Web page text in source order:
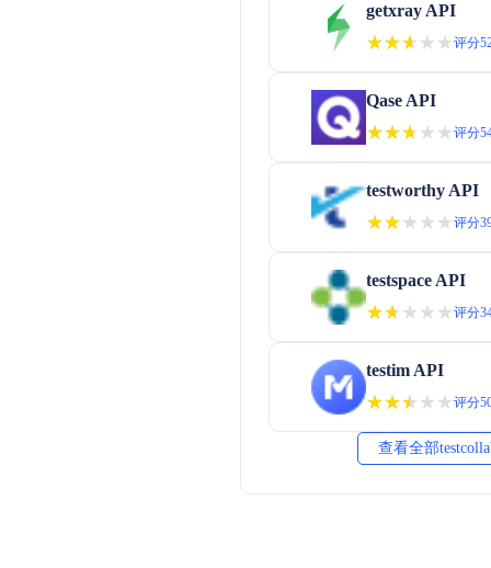
getxray API
★★★★★
★★★★★评分
Qase API
★★★★★
★★★★★评分
testworthy API
★★★★★
★★★★★评分
testspace API
★★★★★
★★★★★评分
testim API
★★★★★
★★★★★评分
查看全部